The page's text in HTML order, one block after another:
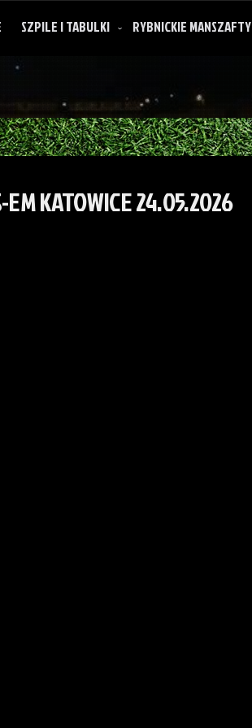
SZPILE I TABULKI RYBNICKIE MANSZAFTY
EM KATOWICE 24.05.2026